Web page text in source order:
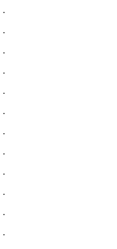
·
·
·
·
·
·
·
·
·
·
·
·